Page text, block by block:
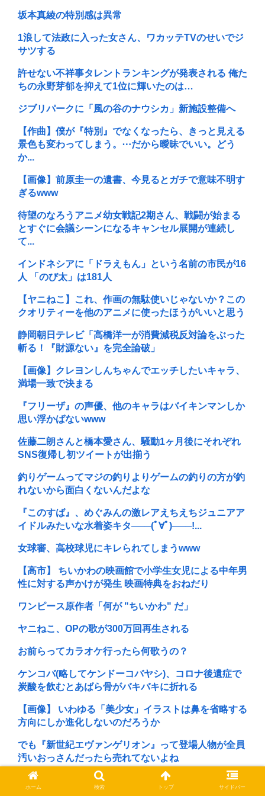
坂本真綾の特別感は異常
1浪して法政に入った女さん、ワカッテTVのせいでジ
サツする
許せない不祥事タレントランキングが発表される 俺た
ちの永野芽郁を抑えて1位に輝いたのは…
ジブリパークに「風の谷のナウシカ」新施設整備へ
【作曲】僕が『特別』でなくなったら、きっと見える
景色も変わってしまう。⋯だから曖昧でいい。どう
か...
【画像】前原圭一の遺書、今見るとガチで意味不明す
ぎるwww
待望のなろうアニメ幼女戦記2期さん、戦闘が始まる
とすぐに会議シーンになるキャンセル展開が連続し
て...
インドネシアに「ドラえもん」という名前の市民が16
人 「のび太」は181人
【ヤニねこ】これ、作画の無駄使いじゃないか？この
クオリティーを他のアニメに使ったほうがいいと思う
静岡朝日テレビ「高橋洋一が消費減税反対論をぶった
斬る！『財源ない』を完全論破」
【画像】クレヨンしんちゃんでエッチしたいキャラ、
満場一致で決まる
『フリーザ』の声優、他のキャラはバイキンマンしか
思い浮かばないwww
佐藤二朗さんと橋本愛さん、騒動1ヶ月後にそれぞれ
SNS復帰し初ツイートが出揃う
釣りゲームってマジの釣りよりゲームの釣りの方が釣
れないから面白くないんだよな
『このすば』、めぐみんの激レアえちえちジュニアア
イドルみたいな水着姿キタ───(ﾟ∀ﾟ)───!...
女球審、高校球児にキレられてしまうwww
【高市】 ちいかわの映画館で小学生女児による中年男
性に対する声かけが発生 映画特典をおねだり
ワンピース原作者「何が "ちいかわ" だ」
ヤニねこ、OPの歌が300万回再生される
お前らってカラオケ行ったら何歌うの？
ケンコバ(略してケンドーコバヤシ)、コロナ後遺症で
炭酸を飲むとあばら骨がバキバキに折れる
【画像】 いわゆる「美少女」イラストは鼻を省略する
方向にしか進化しないのだろうか
でも『新世紀エヴァンゲリオン』って登場人物が全員
汚いおっさんだったら売れてないよね
【命題】ZZガンダムをリメイクで大ヒットさせたい。
ホーム 検索 トップ サイドバー